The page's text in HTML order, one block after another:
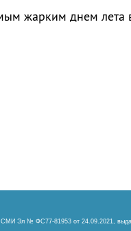
жарким днем лета
СМИ Эл № ФС77-81953 от 24.09.2021,